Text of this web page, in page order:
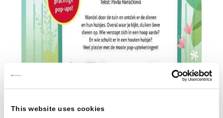
This website uses cookies